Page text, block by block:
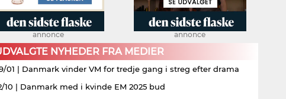
annonce annonce
NYHEDER FRA MEDIER
01 | Danmark vinder VM for tredje gang i streg efter drama
10 | Danmark med i kvinde EM 2025 bud